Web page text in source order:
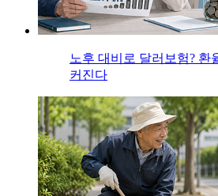
노후 대비로 달러보험? 환
커진다